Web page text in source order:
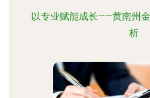
以专业赋能成长——黄南州
析